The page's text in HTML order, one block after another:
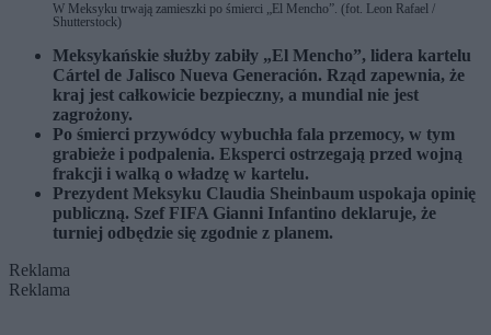
W Meksyku trwają zamieszki po śmierci „El Mencho”. (fot. Leon Rafael /
Shutterstock)
Meksykańskie służby zabiły „El Mencho”, lidera kartelu
Cártel de Jalisco Nueva Generación. Rząd zapewnia, że
kraj jest całkowicie bezpieczny, a mundial nie jest
zagrożony.
Po śmierci przywódcy wybuchła fala przemocy, w tym
grabieże i podpalenia. Eksperci ostrzegają przed wojną
frakcji i walką o władzę w kartelu.
Prezydent Meksyku Claudia Sheinbaum uspokaja opinię
publiczną. Szef FIFA Gianni Infantino deklaruje, że
turniej odbędzie się zgodnie z planem.
Reklama
Reklama